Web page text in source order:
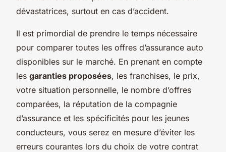
dévastatrices, surtout en cas d’accident.
Il est primordial de prendre le temps nécessaire
pour comparer toutes les offres d’assurance auto
disponibles sur le marché. En prenant en compte
les garanties proposées, les franchises, le prix,
votre situation personnelle, le nombre d’offres
comparées, la réputation de la compagnie
d’assurance et les spécificités pour les jeunes
conducteurs, vous serez en mesure d’éviter les
erreurs courantes lors du choix de votre contrat